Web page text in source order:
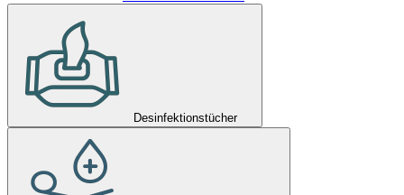
Desinfektionstücher